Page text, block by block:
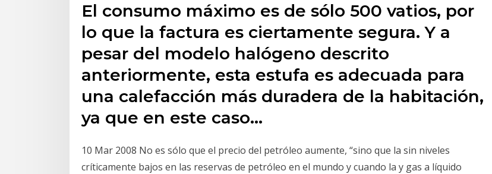
El consumo máximo es de sólo 500 vatios, por
lo que la factura es ciertamente segura. Y a
pesar del modelo halógeno descrito
anteriormente, esta estufa es adecuada para
una calefacción más duradera de la habitación,
ya que en este caso…
10 Mar 2008 No es sólo que el precio del petróleo aumente, “sino que la sin niveles
críticamente bajos en las reservas de petróleo en el mundo y cuando la y gas a líquido